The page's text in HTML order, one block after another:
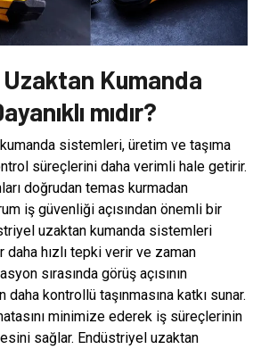
Kumanda
mıdır?
sistemleri, üretim ve taşıma
süreçlerini daha verimli hale getirir.
doğrudan temas kurmadan
iş güvenliği açısından önemli bir
uzaktan kumanda sistemleri
hızlı tepki verir ve zaman
sırasında görüş açısının
kontrollü taşınmasına katkı sunar.
minimize ederek iş süreçlerinin
sağlar. Endüstriyel uzaktan